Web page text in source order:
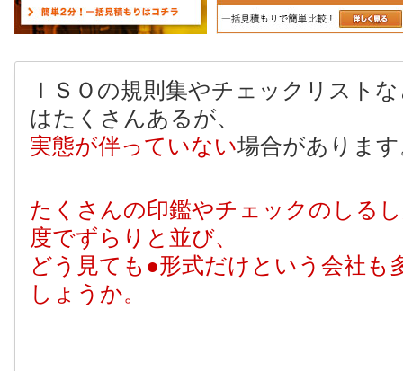
ＩＳＯの規則集やチェックリスト
はたくさんあるが、
実態が伴っていない場合がありま
たくさんの印鑑やチェックのしる
度でずらりと並び、
どう見ても●形式だけという会社も
しょうか。